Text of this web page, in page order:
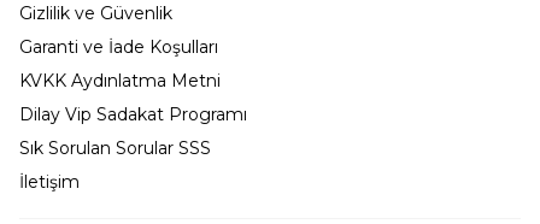
Gizlilik ve Güvenlik
Garanti ve İade Koşulları
KVKK Aydınlatma Metni
Dilay Vip Sadakat Programı
Sık Sorulan Sorular SSS
İletişim